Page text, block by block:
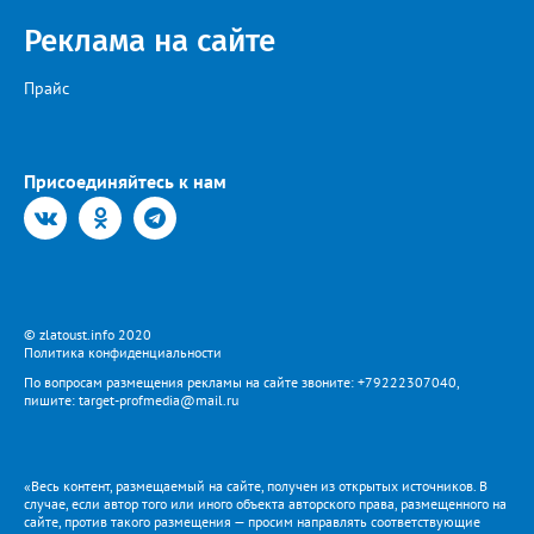
Реклама на сайте
Прайс
Присоединяйтесь к нам
© zlatoust.info 2020
Политика конфиденциальности
По вопросам размещения рекламы на сайте звоните: +79222307040,
пишите: target-profmedia@mail.ru
«Весь контент, размещаемый на сайте, получен из открытых источников. В
случае, если автор того или иного объекта авторского права, размещенного на
сайте, против такого размещения — просим направлять соответствующие